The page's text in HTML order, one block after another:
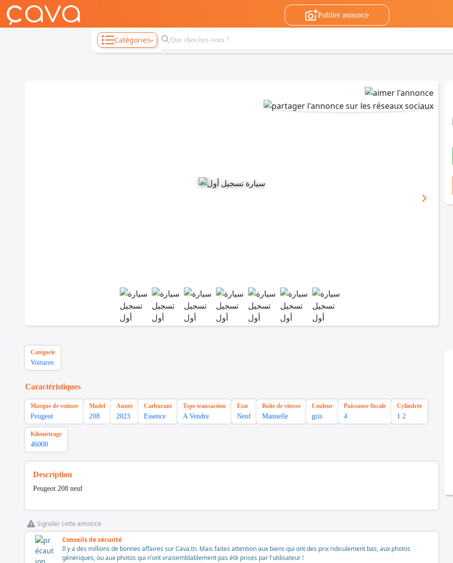
Publier annonce
Catégories
Catégorie
Voitures
Caractéristiques
Marque de voiture
Peugeot
Model
208
Année
2023
Carburant
Essence
Type transaction
A Vendre
Etat
Neuf
Boîte de vitesse
Manuelle
Couleur
gris
Puissance fiscale
4
Cylindrée
1.2
Kilométrage
46000
Description
Peugeot 208 neuf
Signaler cette annonce
Conseils de sécurité
Il y a des millions de bonnes affaires sur Cava.tn. Mais faites attention aux biens qui ont des prix ridiculement bas, aux photos
génériques, ou aux photos qui n'ont vraisemblablement pas été prises par l'utilisateur !